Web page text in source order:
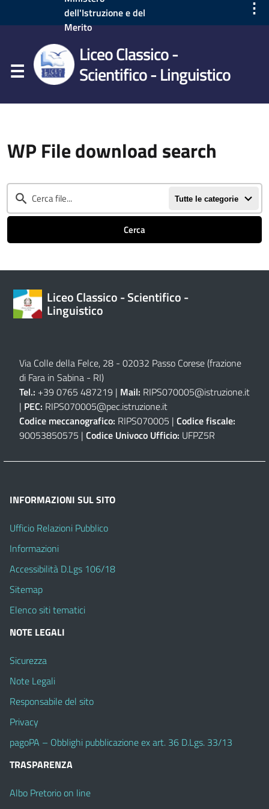
dell'Istruzione e del
Merito
⋮
Liceo Classico -
Scientifico - Linguistico
WP File download search
Tutte le categorie
Cerca
Liceo Classico - Scientifico -
Linguistico
Via Colle della Felce, 28 - 02032 Passo Corese (frazione
di Fara in Sabina - RI)
Tel.: +39 0765 487219 | Mail: RIPS070005@istruzione.it
| PEC: RIPS070005@pec.istruzione.it
Codice meccanografico: RIPS070005 | Codice fiscale:
90053850575 | Codice Univoco Ufficio: UFPZ5R
INFORMAZIONI SUL SITO
Ufficio Relazioni Pubblico
Informazioni
Accessibilità D.Lgs 106/18
Sitemap
Elenco siti tematici
NOTE LEGALI
Sicurezza
Note Legali
Responsabile del sito
Privacy
pagoPA – Obblighi pubblicazione ex art. 36 D.Lgs. 33/13
TRASPARENZA
Albo Pretorio on line